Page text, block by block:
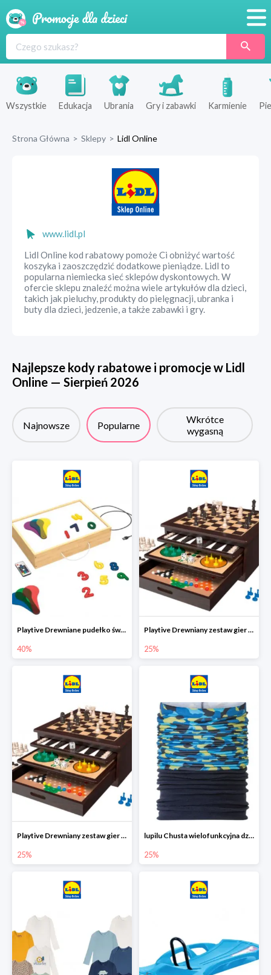
Produkty
Sklepy
Wszystkie Edukacja Ubrania Gry i zabawki Karmienie
Strona Główna > Sklepy > Lidl Online
www.lidl.pl
Lidl Online kod rabatowy pomoże Ci obniżyć wartość
koszyka i zaoszczędzić dodatkowe pieniądze. Lidl to
popularna niemiecka sieć sklepów dyskontowych. W
ofercie sklepu znaleźć można wiele artykułów dla dzieci,
takich jak pieluchy, produkty do pielęgnacji, ubranka i
buty dla dzieci, jedzenie, a także zabawki i gry.
Najlepsze kody rabatowe i promocje w Lidl
Online — Sierpień 2026
Najnowsze Popularne
Wkrótce
wygasną
Playtive Drewniane pudełko świetlne MONTESSORI
40%
Playtive Drewniany zestaw gier 10 w 1
25%
Playtive Drewniany zestaw gier 10 w 1
25%
lupilu Chusta wielofunkcyjna dziecięca
25%